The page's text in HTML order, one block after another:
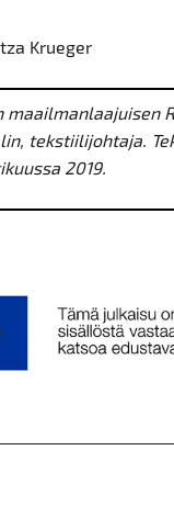
Krueger
maailmanlaajuisen
tekstiilijohtaja.
2019.